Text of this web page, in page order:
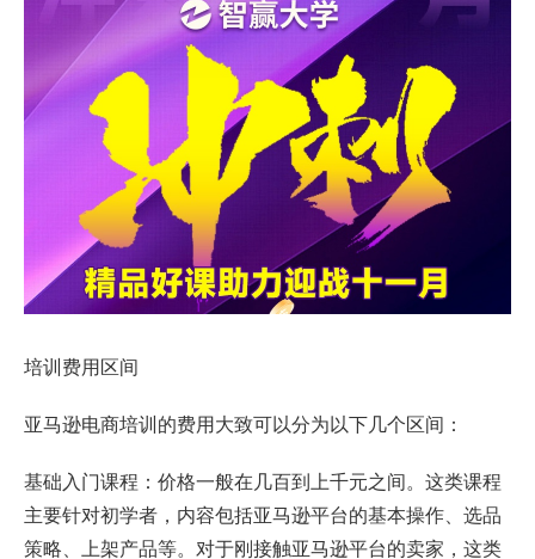
培训费用区间
亚马逊电商培训的费用大致可以分为以下几个区间：
基础入门课程：价格一般在几百到上千元之间。这类课程
主要针对初学者，内容包括亚马逊平台的基本操作、选品
策略、上架产品等。对于刚接触亚马逊平台的卖家，这类